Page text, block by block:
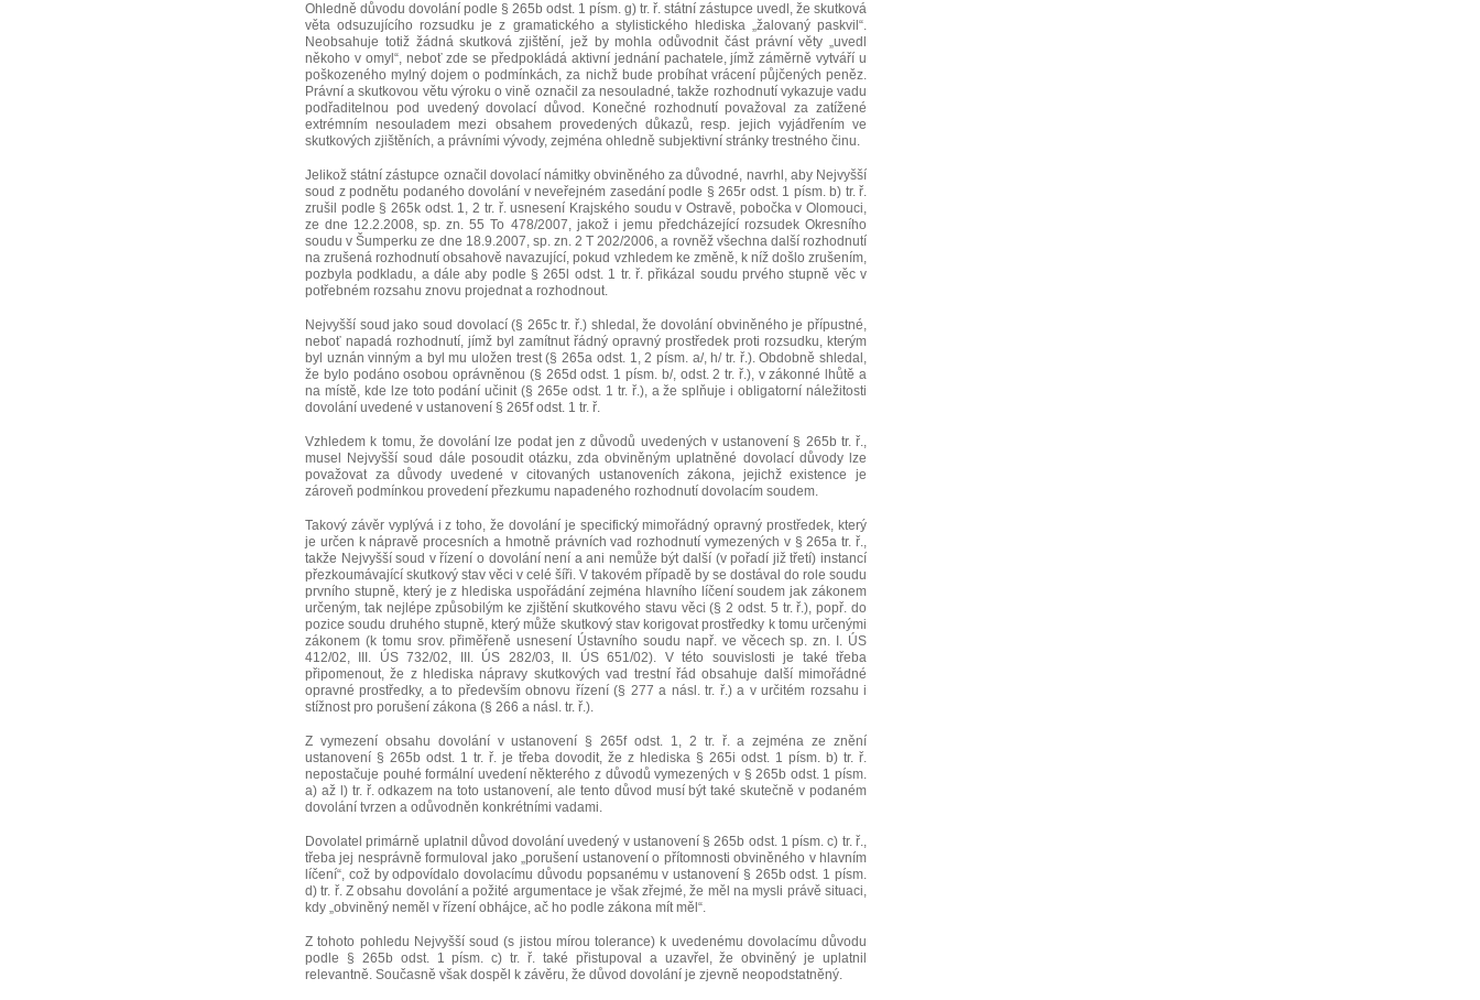
Ohledně důvodu dovolání podle § 265b odst. 1 písm. g) tr. ř. státní zástupce uvedl, že skutková
věta odsuzujícího rozsudku je z gramatického a stylistického hlediska „žalovaný paskvil“.
Neobsahuje totiž žádná skutková zjištění, jež by mohla odůvodnit část právní věty „uvedl
někoho v omyl“, neboť zde se předpokládá aktivní jednání pachatele, jímž záměrně vytváří u
poškozeného mylný dojem o podmínkách, za nichž bude probíhat vrácení půjčených peněz.
Právní a skutkovou větu výroku o vině označil za nesouladné, takže rozhodnutí vykazuje vadu
podřaditelnou pod uvedený dovolací důvod. Konečné rozhodnutí považoval za zatížené
extrémním nesouladem mezi obsahem provedených důkazů, resp. jejich vyjádřením ve
skutkových zjištěních, a právními vývody, zejména ohledně subjektivní stránky trestného činu.
Jelikož státní zástupce označil dovolací námitky obviněného za důvodné, navrhl, aby Nejvyšší
soud z podnětu podaného dovolání v neveřejném zasedání podle § 265r odst. 1 písm. b) tr. ř.
zrušil podle § 265k odst. 1, 2 tr. ř. usnesení Krajského soudu v Ostravě, pobočka v Olomouci,
ze dne 12.2.2008, sp. zn. 55 To 478/2007, jakož i jemu předcházející rozsudek Okresního
soudu v Šumperku ze dne 18.9.2007, sp. zn. 2 T 202/2006, a rovněž všechna další rozhodnutí
na zrušená rozhodnutí obsahově navazující, pokud vzhledem ke změně, k níž došlo zrušením,
pozbyla podkladu, a dále aby podle § 265l odst. 1 tr. ř. přikázal soudu prvého stupně věc v
potřebném rozsahu znovu projednat a rozhodnout.
Nejvyšší soud jako soud dovolací (§ 265c tr. ř.) shledal, že dovolání obviněného je přípustné,
neboť napadá rozhodnutí, jímž byl zamítnut řádný opravný prostředek proti rozsudku, kterým
byl uznán vinným a byl mu uložen trest (§ 265a odst. 1, 2 písm. a/, h/ tr. ř.). Obdobně shledal,
že bylo podáno osobou oprávněnou (§ 265d odst. 1 písm. b/, odst. 2 tr. ř.), v zákonné lhůtě a
na místě, kde lze toto podání učinit (§ 265e odst. 1 tr. ř.), a že splňuje i obligatorní náležitosti
dovolání uvedené v ustanovení § 265f odst. 1 tr. ř.
Vzhledem k tomu, že dovolání lze podat jen z důvodů uvedených v ustanovení § 265b tr. ř.,
musel Nejvyšší soud dále posoudit otázku, zda obviněným uplatněné dovolací důvody lze
považovat za důvody uvedené v citovaných ustanoveních zákona, jejichž existence je
zároveň podmínkou provedení přezkumu napadeného rozhodnutí dovolacím soudem.
Takový závěr vyplývá i z toho, že dovolání je specifický mimořádný opravný prostředek, který
je určen k nápravě procesních a hmotně právních vad rozhodnutí vymezených v § 265a tr. ř.,
takže Nejvyšší soud v řízení o dovolání není a ani nemůže být další (v pořadí již třetí) instancí
přezkoumávající skutkový stav věci v celé šíři. V takovém případě by se dostával do role soudu
prvního stupně, který je z hlediska uspořádání zejména hlavního líčení soudem jak zákonem
určeným, tak nejlépe způsobilým ke zjištění skutkového stavu věci (§ 2 odst. 5 tr. ř.), popř. do
pozice soudu druhého stupně, který může skutkový stav korigovat prostředky k tomu určenými
zákonem (k tomu srov. přiměřeně usnesení Ústavního soudu např. ve věcech sp. zn. I. ÚS
412/02, III. ÚS 732/02, III. ÚS 282/03, II. ÚS 651/02). V této souvislosti je také třeba
připomenout, že z hlediska nápravy skutkových vad trestní řád obsahuje další mimořádné
opravné prostředky, a to především obnovu řízení (§ 277 a násl. tr. ř.) a v určitém rozsahu i
stížnost pro porušení zákona (§ 266 a násl. tr. ř.).
Z vymezení obsahu dovolání v ustanovení § 265f odst. 1, 2 tr. ř. a zejména ze znění
ustanovení § 265b odst. 1 tr. ř. je třeba dovodit, že z hlediska § 265i odst. 1 písm. b) tr. ř.
nepostačuje pouhé formální uvedení některého z důvodů vymezených v § 265b odst. 1 písm.
a) až l) tr. ř. odkazem na toto ustanovení, ale tento důvod musí být také skutečně v podaném
dovolání tvrzen a odůvodněn konkrétními vadami.
Dovolatel primárně uplatnil důvod dovolání uvedený v ustanovení § 265b odst. 1 písm. c) tr. ř.,
třeba jej nesprávně formuloval jako „porušení ustanovení o přítomnosti obviněného v hlavním
líčení“, což by odpovídalo dovolacímu důvodu popsanému v ustanovení § 265b odst. 1 písm.
d) tr. ř. Z obsahu dovolání a požité argumentace je však zřejmé, že měl na mysli právě situaci,
kdy „obviněný neměl v řízení obhájce, ač ho podle zákona mít měl“.
Z tohoto pohledu Nejvyšší soud (s jistou mírou tolerance) k uvedenému dovolacímu důvodu
podle § 265b odst. 1 písm. c) tr. ř. také přistupoval a uzavřel, že obviněný je uplatnil
relevantně. Současně však dospěl k závěru, že důvod dovolání je zjevně neopodstatněný.